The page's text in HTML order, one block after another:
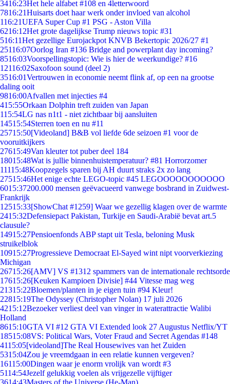
3416:23Het hele alfabet #108 en 4letterwoord
7816:21Huisarts doet haar werk onder invloed van alcohol
116:21UEFA Super Cup #1 PSG - Aston Villa
6216:12Het grote dagelijkse Trump nieuws topic #31
516:11Het gezellige Eurojackpot KNVB Bekertopic 2026/27 #1
25116:07Oorlog Iran #136 Bridge and powerplant day incoming?
8516:03Voorspellingstopic: Wie is hier de weerkundige? #16
12116:02Saxofoon sound (deel 2)
3516:01Vertrouwen in economie neemt flink af, op een na grootse
daling ooit
9816:00Afvallen met injecties #4
415:55Orkaan Dolphin treft zuiden van Japan
115:54LG nas n1t1 - niet zichtbaar bij aansluiten
14515:54Sterren toen en nu #11
25715:50[Videoland] B&B vol liefde 6de seizoen #1 voor de
vooruitkijkers
27615:49Van kleuter tot puber deel 184
18015:48Wat is jullie binnenhuistemperatuur? #81 Horrorzomer
11115:48Koopzegels sparen bij AH duurt straks 2x zo lang
27515:46Het enige echte LEGO-topic #45 LEGOOOOOOOOOOO
6015:37200.000 mensen geëvacueerd vanwege bosbrand in Zuidwest-
Frankrijk
12515:33[ShowChat #1259] Waar we gezellig klagen over de warmte
2415:32Defensiepact Pakistan, Turkije en Saudi-Arabië bevat art.5
clausule?
14915:27Pensioenfonds ABP stapt uit Tesla, beloning Musk
struikelblok
10915:27Progressieve Democraat El-Sayed wint nipt voorverkiezing
Michigan
26715:26[AMV] VS #1312 spammers van de internationale rechtsorde
17615:26[Keuken Kampioen Divisie] #44 Vitesse mag weg
21315:22Bloemen/planten in je eigen tuin #94 Kleur!
22815:19The Odyssey (Christopher Nolan) 17 juli 2026
4215:12Bezoeker verliest deel van vinger in waterattractie Walibi
Holland
8615:10GTA VI #12 GTA VI Extended look 27 Augustus Netflix/YT
18515:08VS: Political Wars, Voter Fraud and Secret Agendas #148
4115:05[videoland]The Real Housewives van het Zuiden
5315:04Zou je vreemdgaan in een relatie kunnen vergeven?
16115:00Dingen waar je enorm vrolijk van wordt #3
5114:54Jezelf gelukkig voelen als vrijgezelle vijftiger
3614:43Masters of the Universe (He-Man)